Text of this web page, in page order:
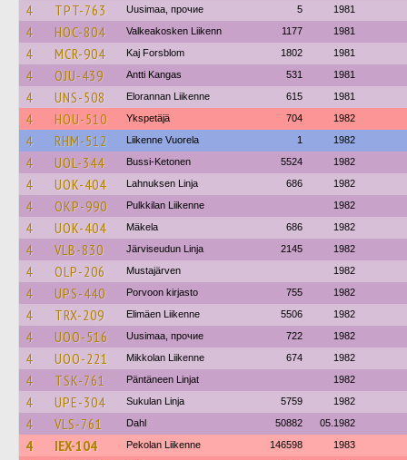
4 TPT-763 Uusimaa, прочие 5 1981
4 HOC-804 Valkeakosken Liikenn 1177 1981
4 MCR-904 Kaj Forsblom 1802 1981
4 OJU-439 Antti Kangas 531 1981
4 UNS-508 Elorannan Liikenne 615 1981
4 HOU-510 Ykspetäjä 704 1982
4 RHM-512 Liikenne Vuorela 1 1982
4 UOL-344 Bussi-Ketonen 5524 1982
4 UOK-404 Lahnuksen Linja 686 1982
4 OKP-990 Pulkkilan Liikenne 1982
4 UOK-404 Mäkela 686 1982
4 VLB-830 Järviseudun Linja 2145 1982
4 OLP-206 Mustajärven 1982
4 UPS-440 Porvoon kirjasto 755 1982
4 TRX-209 Elimäen Liikenne 5506 1982
4 UOO-516 Uusimaa, прочие 722 1982
4 UOO-221 Mikkolan Liikenne 674 1982
4 TSK-761 Päntäneen Linjat 1982
4 UPE-304 Sukulan Linja 5759 1982
4 VLS-761 Dahl 50882 05.1982
4 IEX-104 Pekolan Liikenne 146598 1983